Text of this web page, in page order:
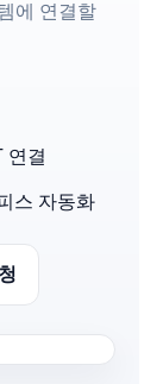
에 연결할
연결
스 자동화